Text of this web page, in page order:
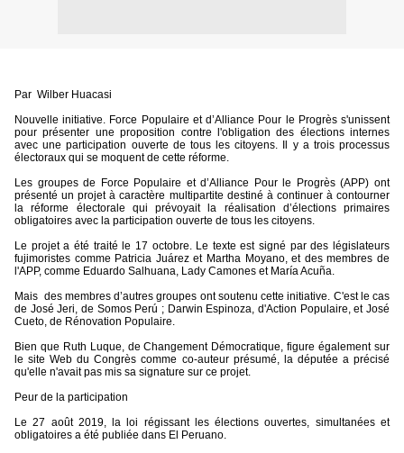
Par Wilber Huacasi
Nouvelle initiative. Force Populaire et d’Alliance Pour le Progrès s'unissent
pour présenter une proposition contre l'obligation des élections internes
avec une participation ouverte de tous les citoyens. Il y a trois processus
électoraux qui se moquent de cette réforme.
Les groupes de Force Populaire et d’Alliance Pour le Progrès (APP) ont
présenté un projet à caractère multipartite destiné à continuer à contourner
la réforme électorale qui prévoyait la réalisation d’élections primaires
obligatoires avec la participation ouverte de tous les citoyens.
Le projet a été traité le 17 octobre. Le texte est signé par des législateurs
fujimoristes comme Patricia Juárez et Martha Moyano, et des membres de
l'APP, comme Eduardo Salhuana, Lady Camones et María Acuña.
Mais des membres d’autres groupes ont soutenu cette initiative. C'est le cas
de José Jeri, de Somos Perú ; Darwin Espinoza, d'Action Populaire, et José
Cueto, de Rénovation Populaire.
Bien que Ruth Luque, de Changement Démocratique, figure également sur
le site Web du Congrès comme co-auteur présumé, la députée a précisé
qu'elle n'avait pas mis sa signature sur ce projet.
Peur de la participation
Le 27 août 2019, la loi régissant les élections ouvertes, simultanées et
obligatoires a été publiée dans El Peruano.